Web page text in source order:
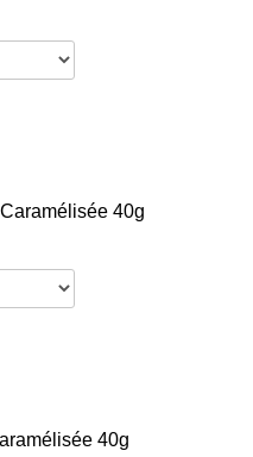
40g
40g